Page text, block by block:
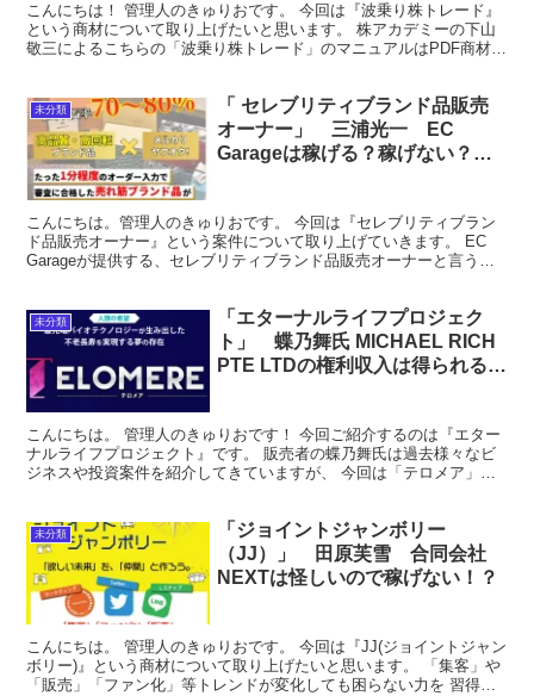
こんにちは！ 管理人のきゅりおです。 今回は『波乗り株トレード』
という商材について取り上げたいと思います。 株アカデミーの下山
敬三によるこちらの「波乗り株トレード」のマニュアルはPDF商材と
未分類
「 セレブリティブランド品販売
オーナー」 三浦光一 EC
Garageは稼げる？稼げない？検
こんにちは。管理人のきゅりおです。 今回は『セレブリティブラン
ド品販売オーナー』という案件について取り上げていきます。 EC
Garageが提供する、セレブリティブランド品販売オーナーと言う副
未分類
「エターナルライフプロジェク
ト」 蝶乃舞氏 MICHAEL RICH
PTE LTDの権利収入は得られる
こんにちは。 管理人のきゅりおです！ 今回ご紹介するのは『エター
ナルライフプロジェクト』です。 販売者の蝶乃舞氏は過去様々なビ
ジネスや投資案件を紹介してきていますが、 今回は「テロメア」と
未分類
「ジョイントジャンボリー
（JJ）」 田原芙雪 合同会社
NEXTは怪しいので稼げない！？
こんにちは。 管理人のきゅりおです。 今回は『JJ(ジョイントジャン
ボリー)』という商材について取り上げたいと思います。 「集客」や
「販売」「ファン化」等トレンドが変化しても困らない力を 習得で